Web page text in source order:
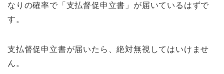
なりの確率で「支払督促申立書」が届いているはずで
す。
支払督促申立書が届いたら、絶対無視してはいけませ
ん。